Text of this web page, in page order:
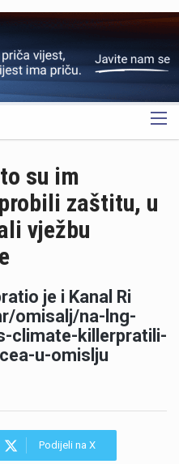
su im
zaštitu, u
vježbu
je i Kanal Ri
omisalj/na-lng-
climate-killerpratili-
u-omislju
Podijeli na X